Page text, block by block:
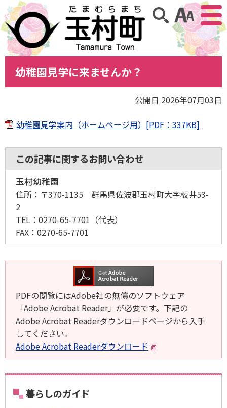
アクセ
サイト内検索
幼稚園見学に来ませんか？
公開日 2026年07月03日
幼稚園見学案内（ホームページ用）[PDF：337KB]
この記事に関するお問い合わせ
玉村幼稚園
住所： 〒370-1135 群馬県佐波郡玉村町大字板井53-
2
TEL： 0270-65-7701 （代表）
FAX： 0270-65-7701
PDFの閲覧にはAdobe社の無償のソフトウェア
「Adobe Acrobat Reader」が必要です。下記の
Adobe Acrobat Readerダウンロードページから入手
してください。
Adobe Acrobat Readerダウンロード
暮らしのガイド